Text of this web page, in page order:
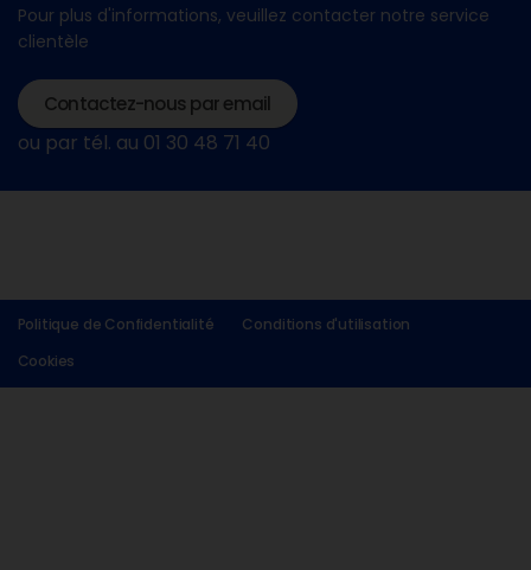
Pour plus d'informations, veuillez contacter notre service
clientèle
Contactez-nous par email
ou par tél. au 01 30 48 71 40
Politique de Confidentialité
Conditions d'utilisation
Cookies